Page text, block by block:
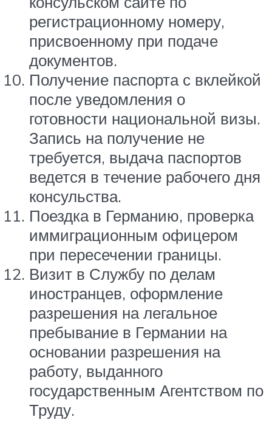
регистрационному номеру,
присвоенному при подаче
документов.
Получение паспорта с вклейкой
после уведомления о
готовности национальной визы.
Запись на получение не
требуется, выдача паспортов
ведется в течение рабочего дня
консульства.
Поездка в Германию, проверка
иммиграционным офицером
при пересечении границы.
Визит в Службу по делам
иностранцев, оформление
разрешения на легальное
пребывание в Германии на
основании разрешения на
работу, выданного
государственным Агентством по
Труду.